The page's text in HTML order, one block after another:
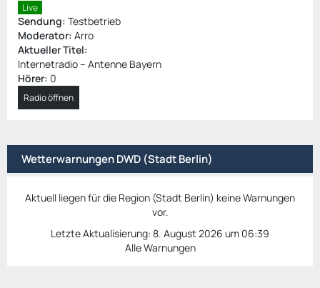
Live
Sendung: Testbetrieb
Moderator: Arro
Aktueller Titel:
Internetradio – Antenne Bayern
Hörer: 0
Radio öffnen
Wetterwarnungen DWD (Stadt Berlin)
Aktuell liegen für die Region (Stadt Berlin) keine Warnungen
vor.
Letzte Aktualisierung: 8. August 2026 um 06:39
Alle Warnungen